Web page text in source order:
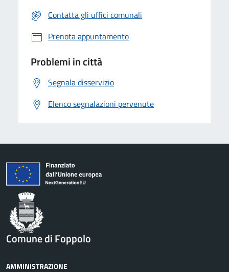
Contatta gli uffici comunali
Prenota appuntamento
Problemi in città
Segnala disservizio
Elenco segnalazioni pervenute
Comune di Foppolo
AMMINISTRAZIONE